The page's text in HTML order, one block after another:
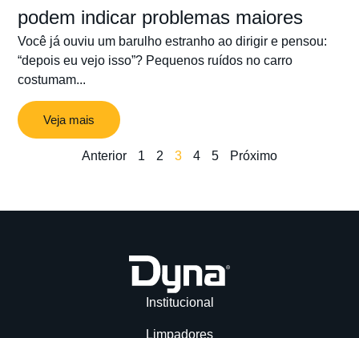
podem indicar problemas maiores
Você já ouviu um barulho estranho ao dirigir e pensou:
“depois eu vejo isso”? Pequenos ruídos no carro
costumam...
Veja mais
Anterior 1 2 3 4 5 Próximo
Institucional
Limpadores